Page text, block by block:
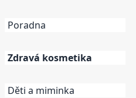
Poradna
Zdravá kosmetika
Děti a miminka